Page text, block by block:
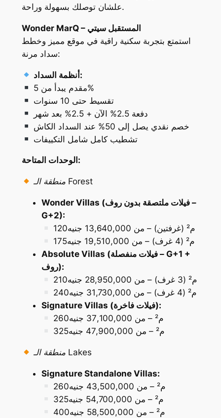
علشان توصلك بسهولة وراحة.
Wonder MarQ – المستقبل سيتي
استمتع بتجربة سكنية راقية في موقع مميز وخطط
سداد مرنة:
أنظمة السداد:
مقدم يبدأ من 5%
تقسيط حتى 10 سنوات
دفعة 2.5% الآن + 2.5% بعد شهر
خصم نقدي يصل إلى 50% عند السداد الكاش
تشطيب كامل شامل التكييفات
الوحدات المتاحة:
منطقة الـ Forest
Wonder Villas (فيلات ملتصقة بدون روف –
G+2):
120م² (غرفتين) – من 13,640,000 جنيه
175م² (4 غرف) – من 19,510,000 جنيه
Absolute Villas (فيلات منفصلة – G+1 +
روف):
210م² (3 غرف) – من 28,950,000 جنيه
240م² (4 غرف) – من 31,730,000 جنيه
Signature Villas (فيلات فاخرة):
260م² – من 37,100,000 جنيه
325م² – من 47,900,000 جنيه
منطقة الـ Lakes
Signature Standalone Villas:
260م² – من 43,500,000 جنيه
325م² – من 54,700,000 جنيه
400م² – من 58,500,000 جنيه